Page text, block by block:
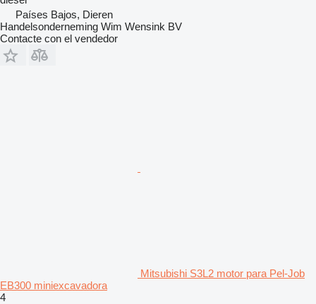
Países Bajos, Dieren
Handelsonderneming Wim Wensink BV
Contacte con el vendedor
Mitsubishi S3L2 motor para Pel-Job
EB300 miniexcavadora
4